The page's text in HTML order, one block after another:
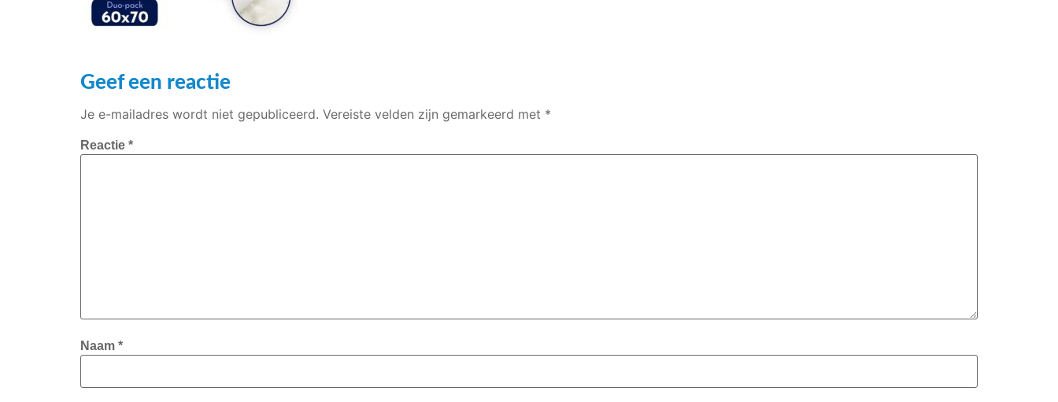
Geef een reactie
Je e-mailadres wordt niet gepubliceerd. Vereiste velden zijn gemarkeerd met *
Reactie *
Naam *